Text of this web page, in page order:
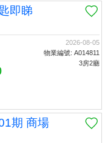
即睇
2026-08-05
物業編號: A014811
3房2廳
期 商場